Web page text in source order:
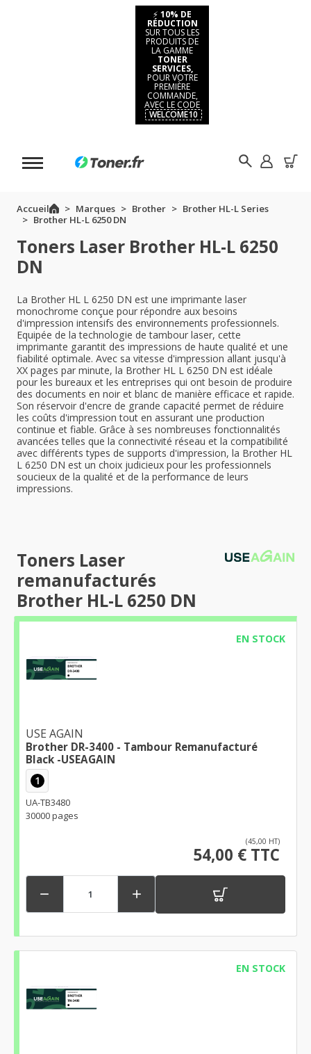
⚡ 10% DE
RÉDUCTION
SUR TOUS LES
PRODUITS DE
LA GAMME
TONER
SERVICES,
POUR VOTRE
PREMIÈRE
COMMANDE,
AVEC LE CODE
WELCOME10
Accueil Marques Brother
Brother HL-L Series
Brother HL-L 6250 DN
Toners Laser Brother HL-L 6250
DN
La Brother HL L 6250 DN est une imprimante laser
monochrome conçue pour répondre aux besoins
d'impression intensifs des environnements professionnels.
Equipée de la technologie de tambour laser, cette
imprimante garantit des impressions de haute qualité et une
fiabilité optimale. Avec sa vitesse d'impression allant jusqu'à
XX pages par minute, la Brother HL L 6250 DN est idéale
pour les bureaux et les entreprises qui ont besoin de produire
des documents en noir et blanc de manière efficace et rapide.
Son réservoir d'encre de grande capacité permet de réduire
les coûts d'impression tout en assurant une production
continue et fiable. Grâce à ses nombreuses fonctionnalités
avancées telles que la connectivité réseau et la compatibilité
avec différents types de supports d'impression, la Brother HL
L 6250 DN est un choix judicieux pour les professionnels
soucieux de la qualité et de la performance de leurs
impressions.
Toners Laser
remanufacturés
Brother HL-L 6250 DN
EN STOCK
USE AGAIN
Brother DR-3400 - Tambour Remanufacturé
Black -USEAGAIN
1
UA-TB3480
30000 pages
(45,00 HT)
54,00 € TTC
 
EN STOCK